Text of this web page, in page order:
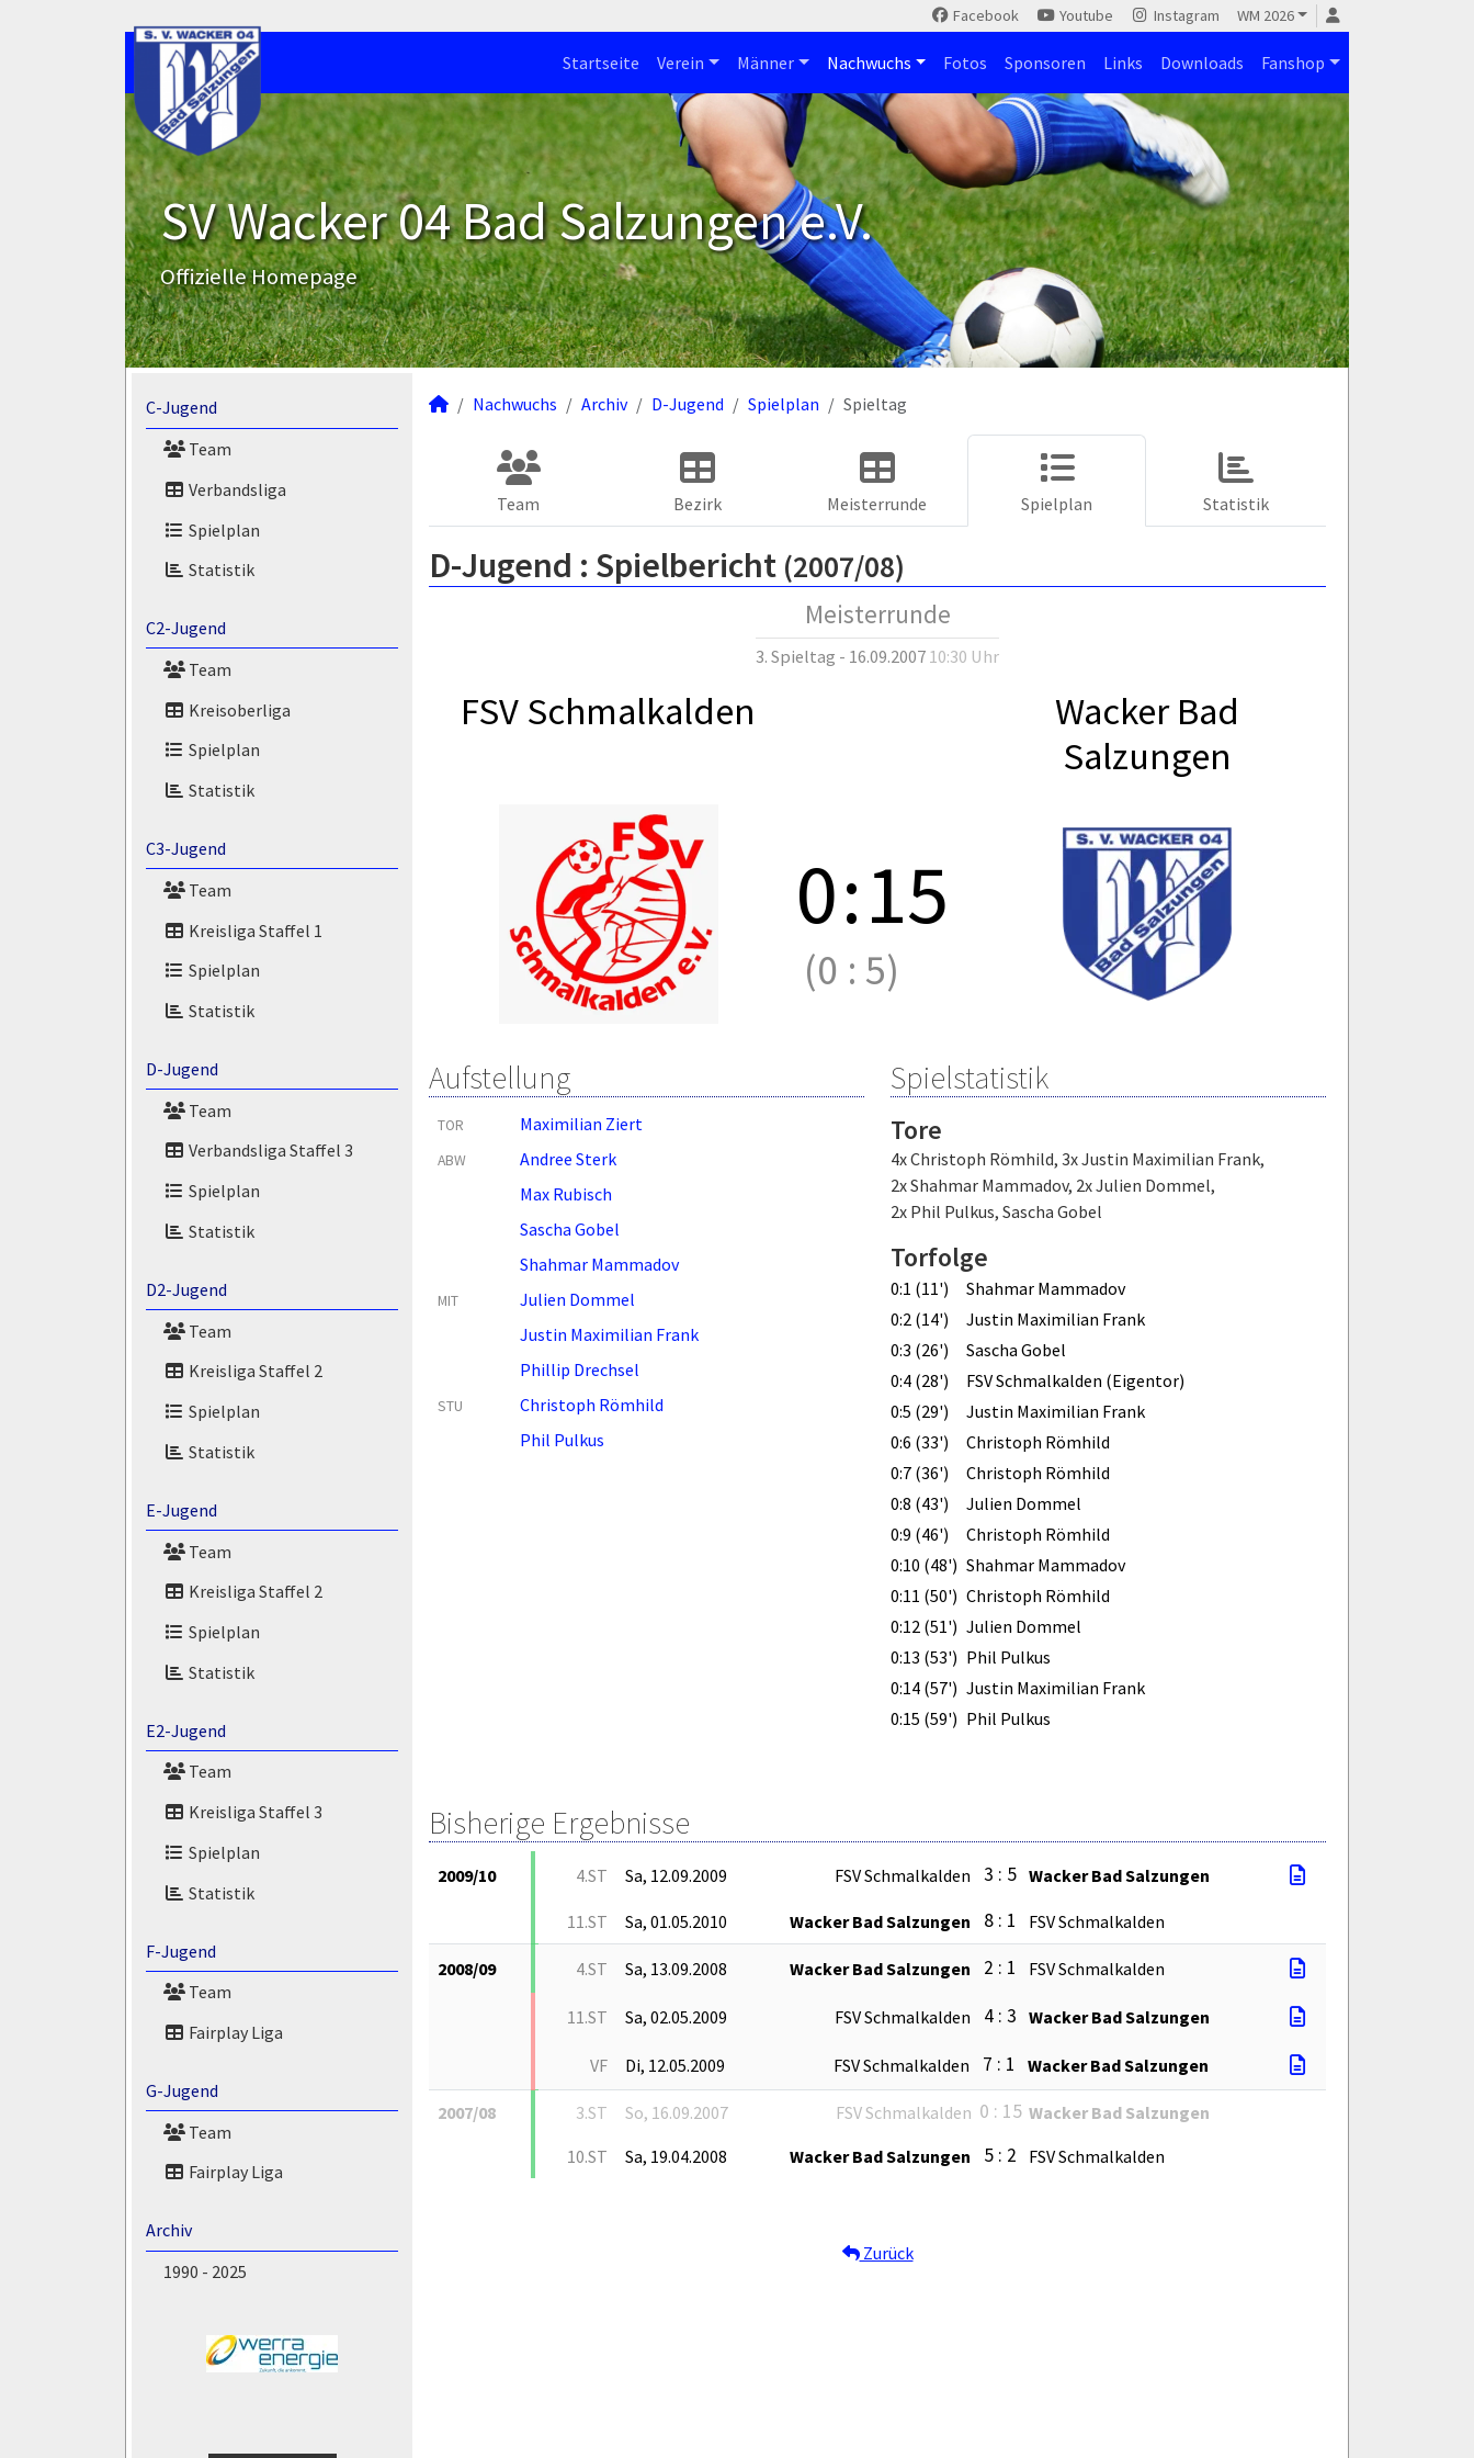
Facebook Youtube Instagram WM 2026
Startseite Verein Männer Nachwuchs Fotos Sponsoren Links Downloads Fanshop
SV Wacker 04 Bad Salzungen e.V.
Offizielle Homepage
C-Jugend
Team
Verbandsliga
Spielplan
Statistik
C2-Jugend
Team
Kreisoberliga
Spielplan
Statistik
C3-Jugend
Team
Kreisliga Staffel 1
Spielplan
Statistik
D-Jugend
Team
Verbandsliga Staffel 3
Spielplan
Statistik
D2-Jugend
Team
Kreisliga Staffel 2
Spielplan
Statistik
E-Jugend
Team
Kreisliga Staffel 2
Spielplan
Statistik
E2-Jugend
Team
Kreisliga Staffel 3
Spielplan
Statistik
F-Jugend
Team
Fairplay Liga
G-Jugend
Team
Fairplay Liga
Archiv
1990 - 2025
Nachwuchs Archiv D-Jugend Spielplan Spieltag
Team Bezirk Meisterrunde Spielplan Statistik
D-Jugend : Spielbericht (2007/08)
Meisterrunde
3. Spieltag - 16.09.2007 10:30 Uhr
FSV Schmalkalden
Wacker Bad
Salzungen
0:15
(0 : 5)
Aufstellung
TOR Maximilian Ziert
ABW
Andree Sterk
Max Rubisch
Sascha Gobel
Shahmar Mammadov
MIT
Julien Dommel
Justin Maximilian Frank
Phillip Drechsel
STU
Christoph Römhild
Phil Pulkus
Spielstatistik
Tore
4x Christoph Römhild, 3x Justin Maximilian Frank,
2x Shahmar Mammadov, 2x Julien Dommel,
2x Phil Pulkus, Sascha Gobel
Torfolge
0:1 (11')
Shahmar Mammadov
0:2 (14')
Justin Maximilian Frank
0:3 (26')
Sascha Gobel
0:4 (28')
FSV Schmalkalden (Eigentor)
0:5 (29')
Justin Maximilian Frank
0:6 (33')
Christoph Römhild
0:7 (36')
Christoph Römhild
0:8 (43')
Julien Dommel
0:9 (46')
Christoph Römhild
0:10 (48') Shahmar Mammadov
0:11 (50') Christoph Römhild
0:12 (51') Julien Dommel
0:13 (53') Phil Pulkus
0:14 (57') Justin Maximilian Frank
0:15 (59') Phil Pulkus
Bisherige Ergebnisse
2009/10 4.ST Sa, 12.09.2009 FSV Schmalkalden 3 : 5 Wacker Bad Salzungen
11.ST Sa, 01.05.2010 Wacker Bad Salzungen 8 : 1 FSV Schmalkalden
2008/09 4.ST Sa, 13.09.2008 Wacker Bad Salzungen 2 : 1 FSV Schmalkalden
11.ST Sa, 02.05.2009 FSV Schmalkalden 4 : 3 Wacker Bad Salzungen
VF Di, 12.05.2009 FSV Schmalkalden 7 : 1 Wacker Bad Salzungen
2007/08 3.ST So, 16.09.2007 FSV Schmalkalden 0 : 15 Wacker Bad Salzungen
10.ST
Sa, 19.04.2008 Wacker Bad Salzungen 5 : 2 FSV Schmalkalden
Zurück